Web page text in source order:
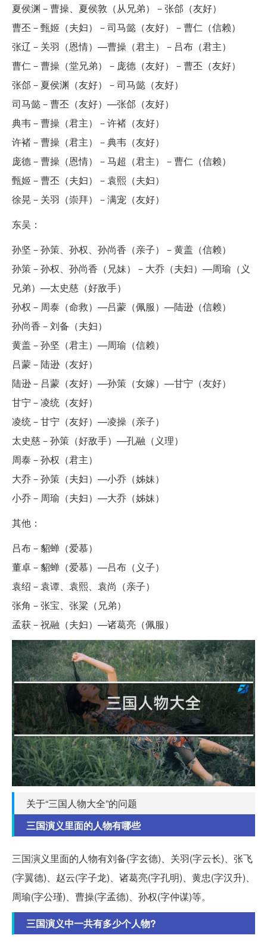
夏侯渊－曹操、夏侯敦（从兄弟）－张郃（友好）
曹丕－甄姬（夫妇）－司马懿（友好）－曹仁（信赖）
张辽－关羽（恩情）—曹操（君主）－吕布（君主）
曹仁－曹操（堂兄弟）－庞德（友好）－曹丕（友好）
张郃－夏侯渊（友好）－司马懿（友好）
司马懿－曹丕（友好）—张郃（友好）
典韦－曹操（君主）－许褚（友好）
许褚－曹操（君主）－典韦（友好）
庞德－曹操（恩情）－马超（君主）－曹仁（信赖）
甄姬－曹丕（夫妇）－袁熙（夫妇）
徐晃－关羽（崇拜）－满宠（友好）
东吴：
孙坚－孙策、孙权、孙尚香（亲子）－黄盖（信赖）
孙策－孙权、孙尚香（兄妹）－大乔（夫妇）—周瑜（义
兄弟）—太史慈（好敌手）
孙权－周泰（命救）—吕蒙（佩服）—陆逊（信赖）
孙尚香－刘备（夫妇）
黄盖－孙坚（君主）—周瑜（信赖）
吕蒙－陆逊（友好）
陆逊－吕蒙（友好）—孙策（女嫁）—甘宁（友好）
甘宁－凌统（友好）
凌统－甘宁（友好）—凌操（亲子）
太史慈－孙策（好敌手）—孔融（义理）
周泰－孙权（君主）
大乔－孙策（夫妇）—小乔（姊妹）
小乔－周瑜（夫妇）—大乔（姊妹）
其他：
吕布－貂蝉（爱慕）
董卓－貂蝉（爱慕）—吕布（义子）
袁绍－袁谭、袁熙、袁尚（亲子）
张角－张宝、张粱（兄弟）
孟获－祝融（夫妇）—诸葛亮（佩服）
关于“三国人物大全”的问题
三国演义里面的人物有哪些
三国演义里面的人物有刘备(字玄德)、关羽(字云长)、张飞
(字翼德)、赵云(字子龙)、诸葛亮(字孔明)、黄忠(字汉升)、
周瑜(字公瑾)、曹操(字孟德)、孙权(字仲谋)等。
三国演义中一共有多少个人物?